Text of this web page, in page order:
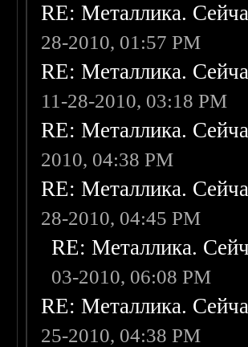
RE: Металлика.
28-2010, 01:57 PM
RE: Металлика.
11-28-2010, 03:18 PM
RE: Металлика.
2010, 04:38 PM
RE: Металлика.
28-2010, 04:45 PM
RE: Металлика.
03-2010, 06:08 PM
RE: Металлика.
25-2010, 04:38 PM